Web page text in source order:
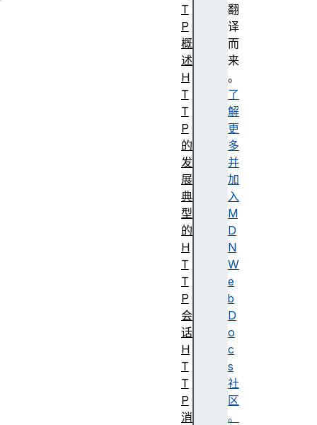
翻
译
而
来
。
了
解
更
多
并
加
入
M
D
N
W
e
b
D
o
c
s
社
区
。
T
P
概
述
H
T
T
P
的
发
展
典
型
的
H
T
T
P
会
话
H
T
T
P
消